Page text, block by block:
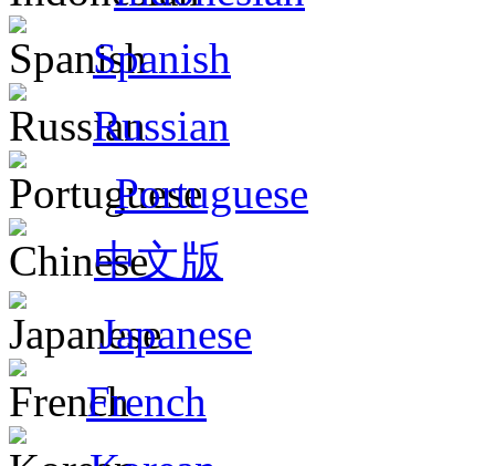
Spanish
Russian
Portuguese
中文版
Japanese
French